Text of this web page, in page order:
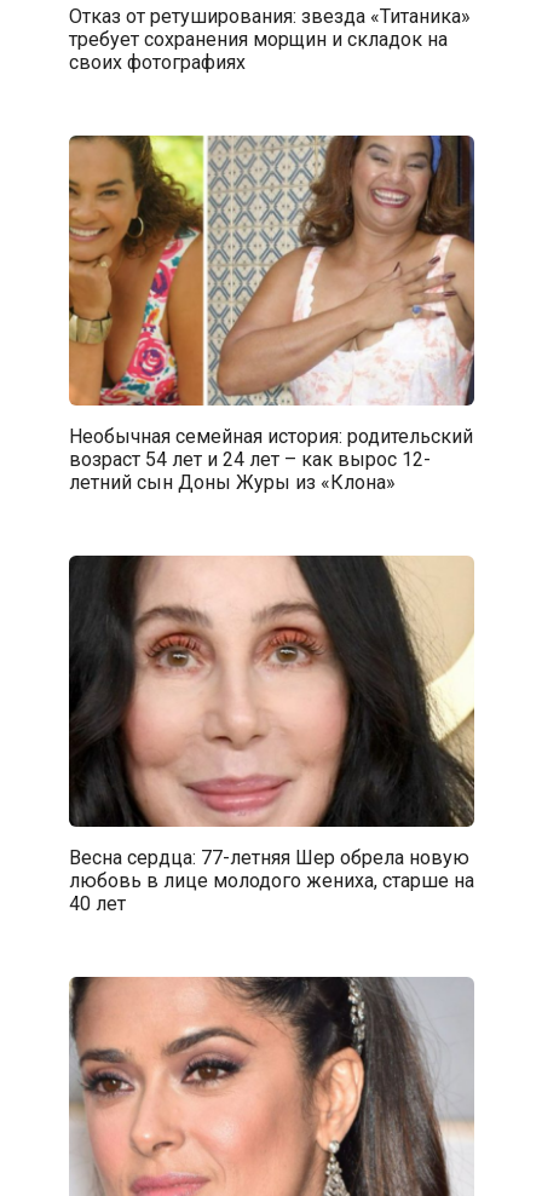
Отказ от ретуширования: звезда «Титаника»
требует сохранения морщин и складок на
своих фотографиях
Необычная семейная история: родительский
возраст 54 лет и 24 лет – как вырос 12-
летний сын Доны Журы из «Клона»
Весна сердца: 77-летняя Шер обрела новую
любовь в лице молодого жениха, старше на
40 лет